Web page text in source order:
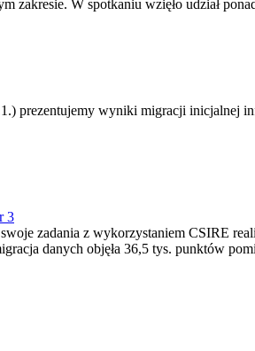
W spotkaniu wzięło udział
prezentujemy wyniki migracji inicjalnej
3
zadania z wykorzystaniem CSIRE
danych objęła 36,5 tys. punktów